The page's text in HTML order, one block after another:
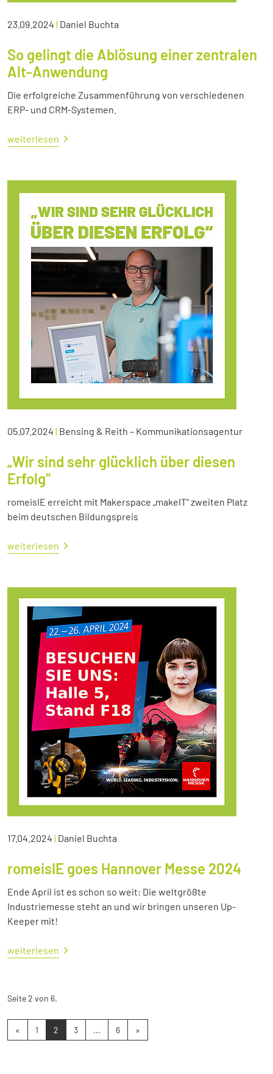
23.09.2024 | Daniel Buchta
So gelingt die Ablösung einer zentralen
Alt-Anwendung
Die erfolgreiche Zusammenführung von verschiedenen
ERP- und CRM-Systemen.
weiterlesen
05.07.2024 | Bensing & Reith – Kommunikationsagentur
„Wir sind sehr glücklich über diesen
Erfolg“
romeisIE erreicht mit Makerspace „makeIT“ zweiten Platz
beim deutschen Bildungspreis
weiterlesen
17.04.2024 | Daniel Buchta
romeisIE goes Hannover Messe 2024
Ende April ist es schon so weit: Die weltgrößte
Industriemesse steht an und wir bringen unseren Up-
Keeper mit!
weiterlesen
Seite 2 von 6.
« 1 2 3 ... 6 »